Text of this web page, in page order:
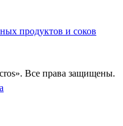
продуктов и соков
Все права защищены.